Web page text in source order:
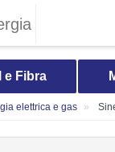
e Fibra
elettrica e gas